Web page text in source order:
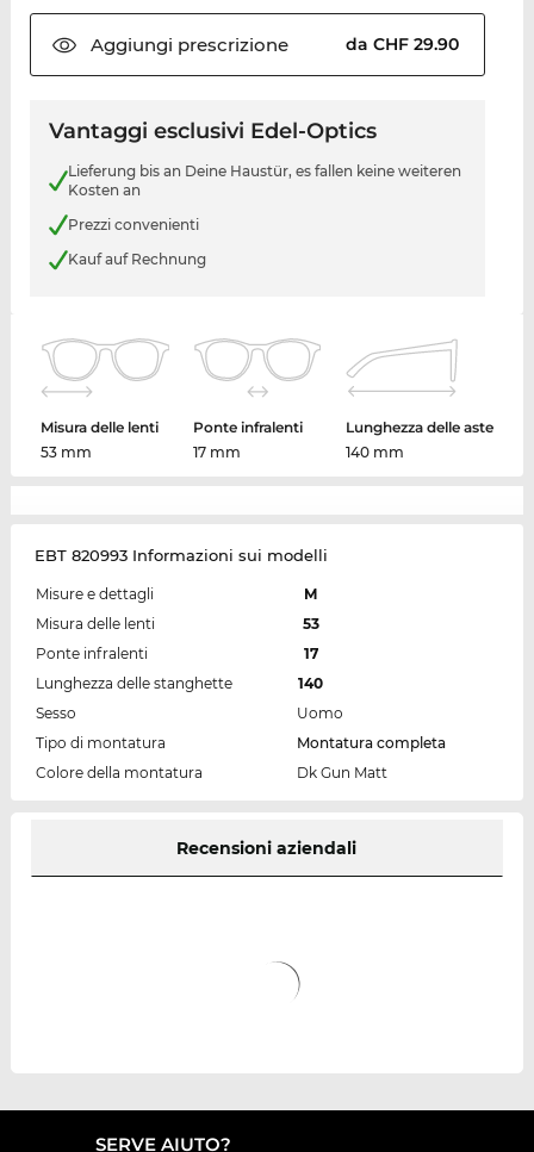
Aggiungi prescrizione da CHF 29.90
Vantaggi esclusivi Edel-Optics
Lieferung bis an Deine Haustür, es fallen keine weiteren
Kosten an
Prezzi convenienti
Kauf auf Rechnung
Misura delle lenti
53 mm
Ponte infralenti
17 mm
Lunghezza delle aste
140 mm
EBT 820993 Informazioni sui modelli
Misure e dettagli
M
Misura delle lenti
53
Ponte infralenti
17
Lunghezza delle stanghette
140
Sesso
Uomo
Tipo di montatura
Montatura completa
Colore della montatura
Dk Gun Matt
Recensioni aziendali
SERVE AIUTO?